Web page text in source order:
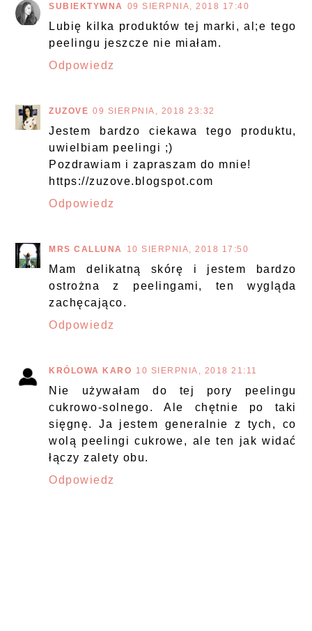
SUBIEKTYWNA 09 SIERPNIA, 2018 17:40
Lubię kilka produktów tej marki, al;e tego
peelingu jeszcze nie miałam.
Odpowiedz
ZUZOVE 09 SIERPNIA, 2018 23:32
Jestem bardzo ciekawa tego produktu,
uwielbiam peelingi ;)
Pozdrawiam i zapraszam do mnie!
https://zuzove.blogspot.com
Odpowiedz
MRS CALLUNA 10 SIERPNIA, 2018 17:50
Mam delikatną skórę i jestem bardzo
ostrożna z peelingami, ten wygląda
zachęcająco.
Odpowiedz
KRÓLOWA KARO 10 SIERPNIA, 2018 21:11
Nie używałam do tej pory peelingu
cukrowo-solnego. Ale chętnie po taki
sięgnę. Ja jestem generalnie z tych, co
wolą peelingi cukrowe, ale ten jak widać
łączy zalety obu.
Odpowiedz